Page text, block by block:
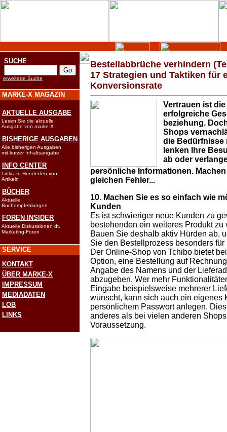
SUCHE
erweiterte Suche
Bestellabbrüche verhindern
17 Strategien und Taktiken für
Konversionsrate
Vertrauen ist
erfolgreiche
beziehung.
Shops
die Bedürfnisse
lenken Ihre
ab oder
persönliche Informationen.
gleichen Fehler...
10. Machen Sie es so einfach wie
Kunden
Es ist schwieriger neue Kunden zu
bestehenden ein weiteres Produkt zu
Bauen Sie deshalb aktiv Hürden ab,
Sie den Bestellprozess besonders für
Der Online-Shop von Tchibo bietet
Option, eine Bestellung auf
Angabe des Namens und der
abzugeben. Wer mehr
Eingabe beispielsweise mehrerer
wünscht, kann sich auch ein eigenes
persönlichem Passwort anlegen.
anderes als bei vielen anderen
Voraussetzung.
MARKE-X MAGAZIN
AKTUELLE AUSGABE
Lesen Sie die aktuelle
Ausgabe von marke-X
BISHERIGE AUSGABEN
Alle bisherigen Ausgaben
mit kurzer Inhaltsangabe
INFO CENTER
Links zu Hunderten von
Artikeln
BÜCHER
Aktuelle
Buchempfehlungen
FOREN INSIDER
Aktuelle Diskussionen dt.
Marketing-Foren
SERVICE
KONTAKT
ÜBER MARKE-X
IMPRESSUM
MEDIADATEN
LOB
LINKS